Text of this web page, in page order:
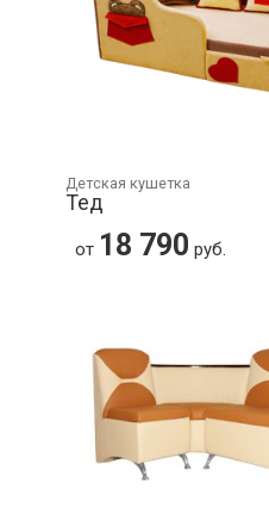
Детская кушетка
Тед
от 18 790 руб.